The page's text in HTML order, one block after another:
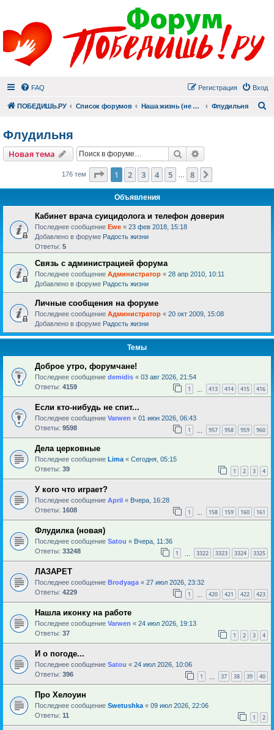
FAQ Вход
Регистрация
ПОБЕДИШЬ.РУ Список форумов Наша жизнь (не всё же о суициде!) Флудильня
Флудильня
Новая тема Поиск
176 тем Страница из
1 2 3 4 5 8
Объявления
Кабинет врача суицидолога и телефон доверия
Последнее сообщение Ewe « 23 фев 2018, 15:18
Добавлено в форуме Радость жизни
Ответы: 5
Связь с администрацией форума
Последнее сообщение Администратор « 28 апр 2010, 10:11
Добавлено в форуме Радость жизни
Личные сообщения на форуме
Последнее сообщение Администратор « 20 окт 2009, 15:08
Добавлено в форуме Радость жизни
Темы
Доброе утро, форумчане!
Последнее сообщение demidis « 03 авг 2026, 21:54
Ответы: 4159 1 413 414 415 416
Если кто-нибудь не спит...
Последнее сообщение Varwen « 01 июн 2026, 06:43
Ответы: 9598 1 957 958 959 960
Дела церковные
Последнее сообщение Lima « Сегодня, 05:15
Ответы: 39 1 2 3 4
У кого что играет?
Последнее сообщение April « Вчера, 16:28
Ответы: 1608 1 158 159 160 161
Флудилка (новая)
Последнее сообщение Satou « Вчера, 11:36
Ответы: 33248 1 3322 3323 3324 3325
ЛАЗАРЕТ
Последнее сообщение Brodyaga « 27 июл 2026, 23:32
Ответы: 4229 1 420 421 422 423
Нашла иконку на работе
Последнее сообщение Varwen « 24 июл 2026, 19:13
Ответы: 37 1 2 3 4
И о погоде...
Последнее сообщение Satou « 24 июл 2026, 10:06
Ответы: 396 1 37 38 39 40
Про Хелоуин
Последнее сообщение Swetushka « 09 июл 2026, 22:06
Ответы: 11 1 2